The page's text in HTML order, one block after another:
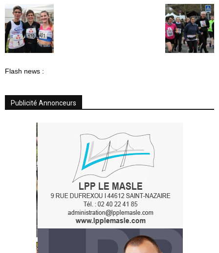
Flash news :
Publicité Annonceurs